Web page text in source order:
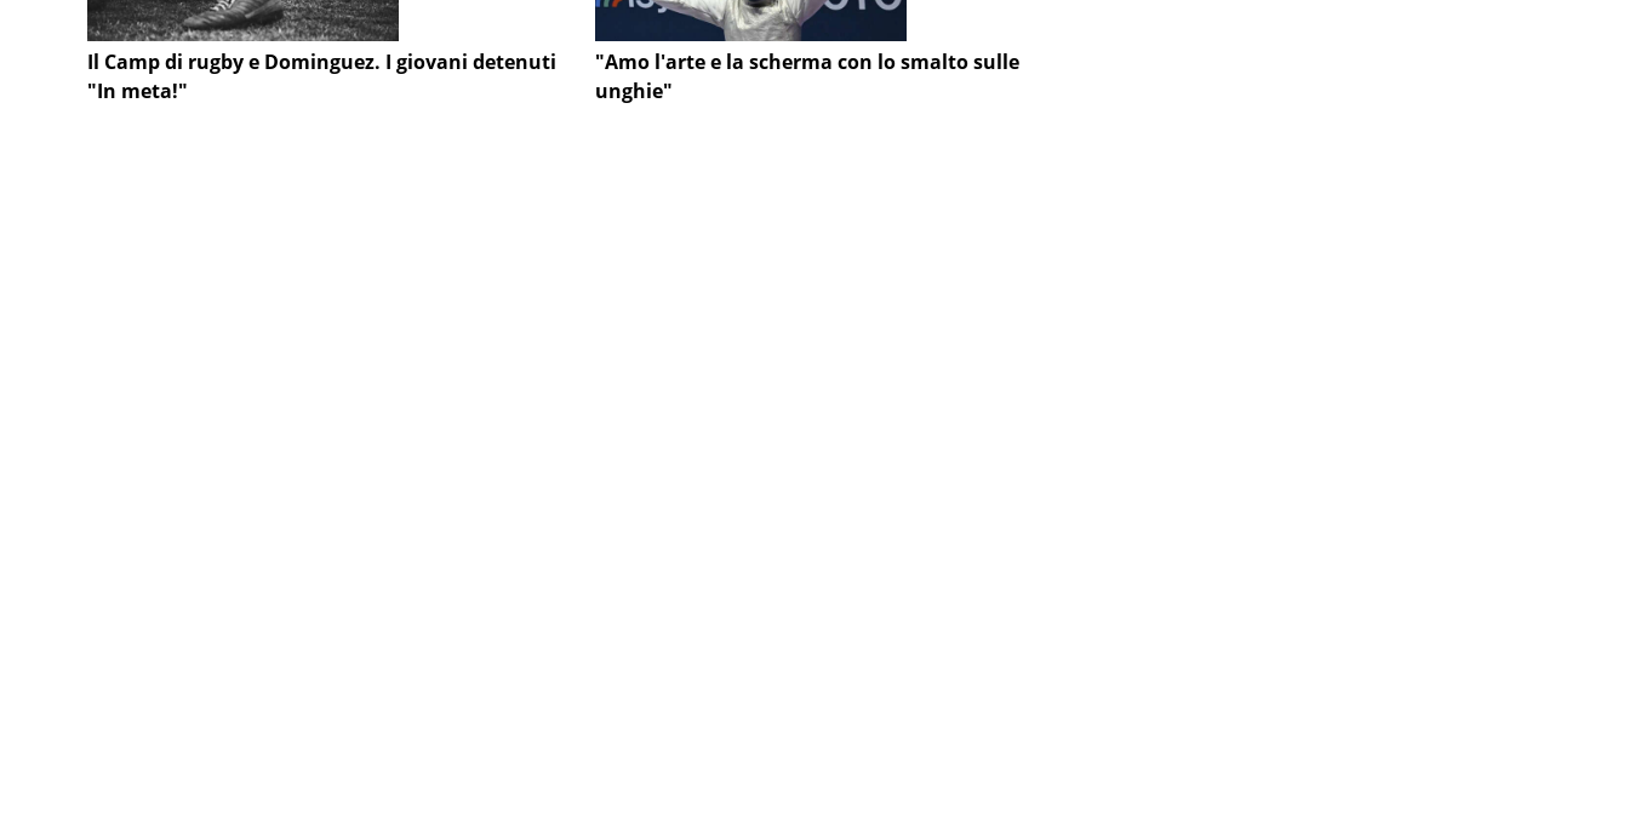
Il Camp di rugby e Dominguez. I giovani detenuti
"In meta!"
"Amo l'arte e la scherma con lo smalto sulle
unghie"